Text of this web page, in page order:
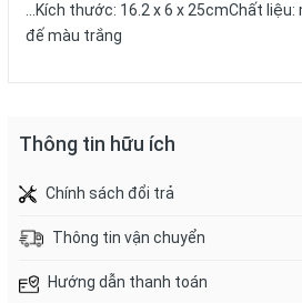
...Kích thước: 16.2 x 6 x 25cmChất
đế màu trắng
Thông tin hữu ích
Chính sách đổi trả
Thông tin vận chuyển
Hướng dẫn thanh toán